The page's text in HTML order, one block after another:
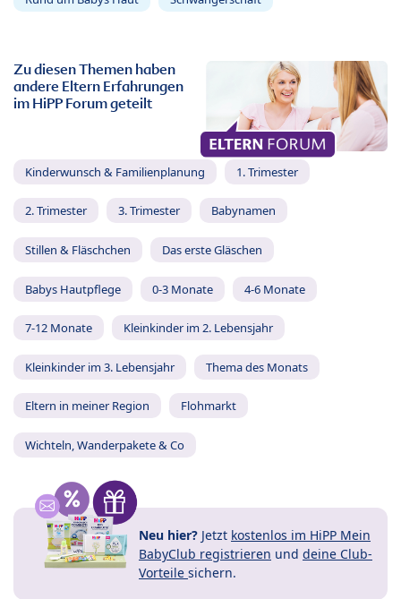
Zu diesen Themen haben
andere Eltern Erfahrungen
im HiPP Forum geteilt
Kinderwunsch & Familienplanung 1. Trimester
2. Trimester 3. Trimester Babynamen
Stillen & Fläschchen Das erste Gläschen
Babys Hautpflege 0-3 Monate 4-6 Monate
7-12 Monate Kleinkinder im 2. Lebensjahr
Kleinkinder im 3. Lebensjahr Thema des Monats
Eltern in meiner Region Flohmarkt
Wichteln, Wanderpakete & Co
Neu hier? Jetzt kostenlos im HiPP Mein
BabyClub registrieren und deine Club-
Vorteile sichern.